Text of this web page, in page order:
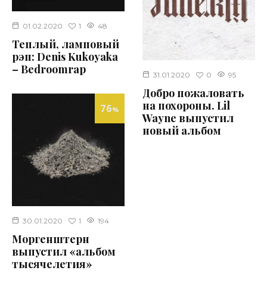
01.02.2020 1 48
Теплый, ламповый
рэп: Denis Kukoyaka
– Bedroomrap
76%
30.01.2020 1 194
Моргенштерн
выпустил «альбом
тысячелетия»
31.01.2020 0 95
Добро пожаловать
на похороны. Lil
Wayne выпустил
новый альбом